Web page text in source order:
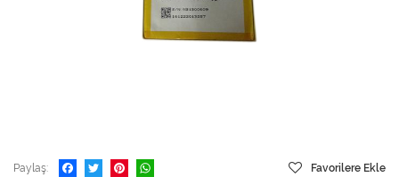
Paylaş Favorilere Ekle